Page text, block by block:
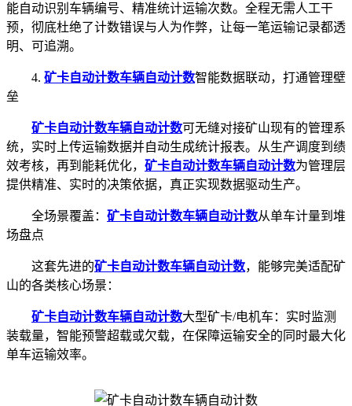
能自动识别车辆编号、精准统计运输次数。全程无需人工干
预，彻底杜绝了计数错误与人为作弊，让每一笔运输记录都透
明、可追溯。
4. 矿卡自动计数车辆自动计数智能数据联动，打通管理壁
垒
矿卡自动计数车辆自动计数可无缝对接矿山现有的管理系
统，实时上传运输数据并自动生成统计报表。从生产调度到绩
效考核，再到能耗优化， 矿卡自动计数车辆自动计数为管理层
提供精准、实时的决策依据，真正实现数据驱动生产。
全场景覆盖： 矿卡自动计数车辆自动计数从单车计量到堆
场盘点
这套先进的矿卡自动计数车辆自动计数，能够完美适配矿
山的各类核心场景：
矿卡自动计数车辆自动计数大型矿卡/电机车：实时监测
装载量，智能预警超载或欠载，在保障运输安全的同时最大化
单车运输效率。